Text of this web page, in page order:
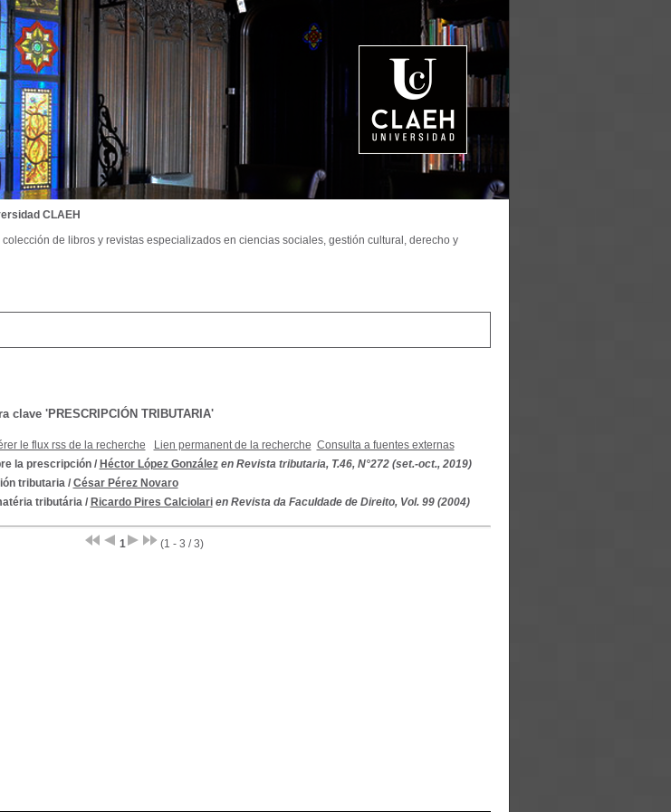
clave 'PRESCRIPCIÓN TRIBUTARIA'
le flux rss de la recherche Lien permanent de la recherche Consulta a fuentes externas
la prescripción/ Héctor López González en Revista tributaria, T.46, N°272 (set.-oct., 2019)
tributaria/ César Pérez Novaro
tributária/ Ricardo Pires Calciolari en Revista da Faculdade de Direito, Vol. 99 (2004)
1 (1 - 3 / 3)
CLAEH
de libros y revistas especializados en ciencias sociales, gestión cultural, derecho y